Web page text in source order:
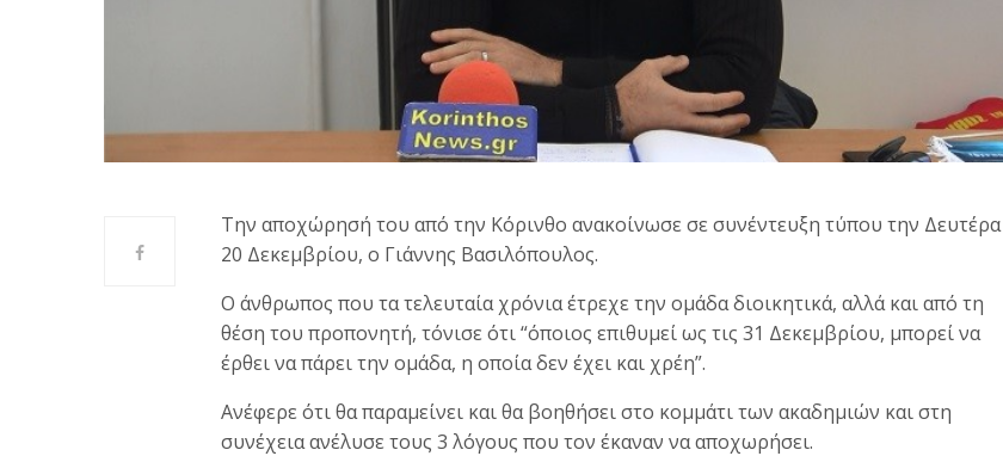
Την αποχώρησή του από την Κόρινθο ανακοίνωσε σε συνέντευξη τύπου την Δευτέρα
20 Δεκεμβρίου, ο Γιάννης Βασιλόπουλος.
Ο άνθρωπος που τα τελευταία χρόνια έτρεχε την ομάδα διοικητικά, αλλά και από τη
θέση του προπονητή, τόνισε ότι “όποιος επιθυμεί ως τις 31 Δεκεμβρίου, μπορεί να
έρθει να πάρει την ομάδα, η οποία δεν έχει και χρέη”.
Ανέφερε ότι θα παραμείνει και θα βοηθήσει στο κομμάτι των ακαδημιών και στη
συνέχεια ανέλυσε τους 3 λόγους που τον έκαναν να αποχωρήσει.